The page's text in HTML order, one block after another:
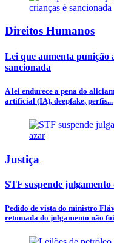
Direitos Humanos
Lei que aumenta punição
sancionada
A lei endurece a pena do
artificial (IA), deepfake, perfis...
Justiça
STF suspende
Pedido de vista do ministro
retomada do julgamento não